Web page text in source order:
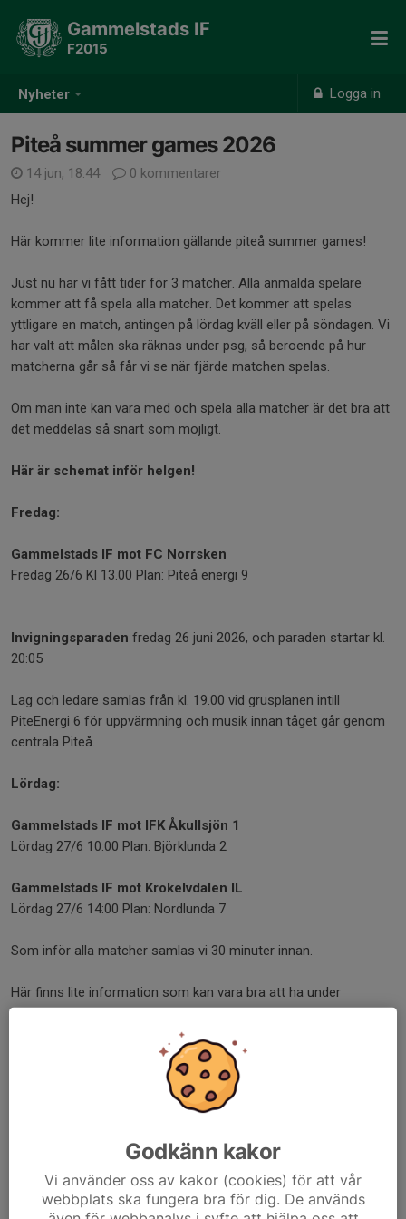
Nyheter Logga in
Gammelstads IF
F2015
Piteå summer games 2026
14 jun, 18:44
0 kommentarer
Hej!
Här kommer lite information gällande piteå summer games!
Just nu har vi fått tider för 3 matcher. Alla anmälda spelare
kommer att få spela alla matcher. Det kommer att spelas
yttligare en match, antingen på lördag kväll eller på söndagen. Vi
har valt att målen ska räknas under psg, så beroende på hur
matcherna går så får vi se när fjärde matchen spelas.
Om man inte kan vara med och spela alla matcher är det bra att
det meddelas så snart som möjligt.
Här är schemat inför helgen!
Fredag:
Gammelstads IF mot FC Norrsken
Fredag 26/6 Kl 13.00 Plan: Piteå energi 9
Invigningsparaden fredag 26 juni 2026, och paraden startar kl.
20:05
Lag och ledare samlas från kl. 19.00 vid grusplanen intill
PiteEnergi 6 för uppvärmning och musik innan tåget går genom
centrala Piteå.
Lördag:
Gammelstads IF mot IFK Åkullsjön 1
Lördag 27/6 10:00 Plan: Björklunda 2
Gammelstads IF mot Krokelvdalen IL
Lördag 27/6 14:00 Plan: Nordlunda 7
Som inför alla matcher samlas vi 30 minuter innan.
Här finns lite information som kan vara bra att ha under
helgen:Tidslinje Gammelstads IF
Kommentarer
Godkänn kakor
Vi använder oss av kakor (cookies) för att vår
webbplats ska fungera bra för dig. De används